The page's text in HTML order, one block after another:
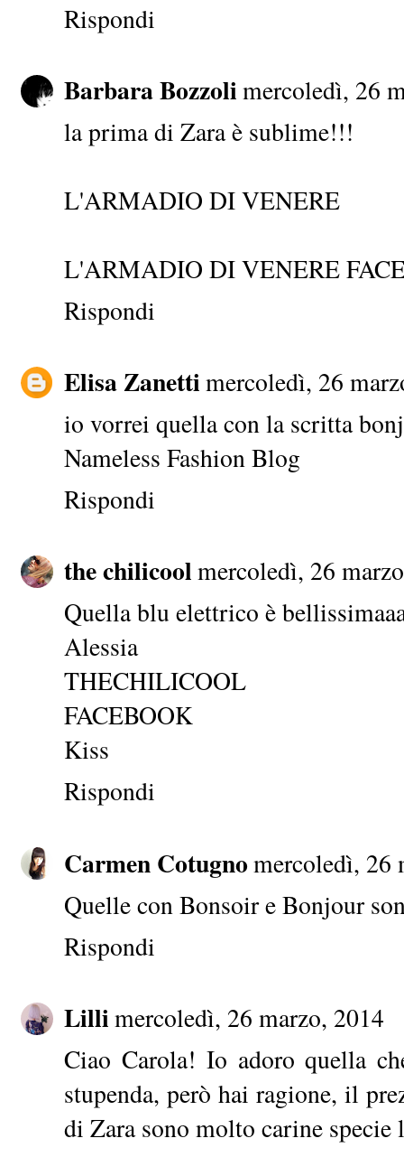
Rispondi
Barbara Bozzolimercoledì, 26
la prima di Zara è sublime!!!
L'ARMADIO DI VENERE
L'ARMADIO DI VENERE
Rispondi
Elisa Zanettimercoledì, 26
io vorrei quella con la scritta
Nameless Fashion Blog
Rispondi
the chilicoolmercoledì, 26
Quella blu elettrico è
Alessia
THECHILICOOL
FACEBOOK
Kiss
Rispondi
Carmen Cotugnomercoledì, 26
Quelle con Bonsoir e Bonjour
Rispondi
Lillimercoledì, 26 marzo, 2014
Ciao Carola! Io adoro quella
stupenda, però hai ragione, il
di Zara sono molto carine